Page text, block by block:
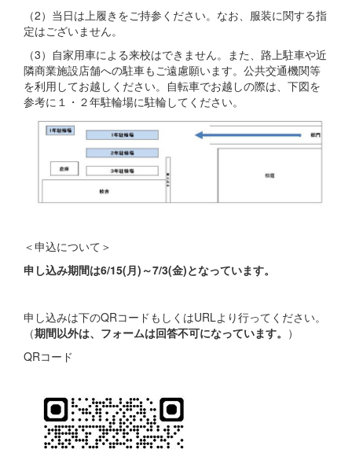
（2）当日は上履きをご持参ください。なお、服装に関する指
定はございません。
（3）自家用車による来校はできません。また、路上駐車や近
隣商業施設店舗への駐車もご遠慮願います。公共交通機関等
を利用してお越しください。自転車でお越しの際は、下図を
参考に１・２年駐輪場に駐輪してください。
＜申込について＞
申し込み期間は6/15(月)～7/3(金)となっています。
申し込みは下のQRコードもしくはURLより行ってください。
（期間以外は、フォームは回答不可になっています。 ）
QRコード